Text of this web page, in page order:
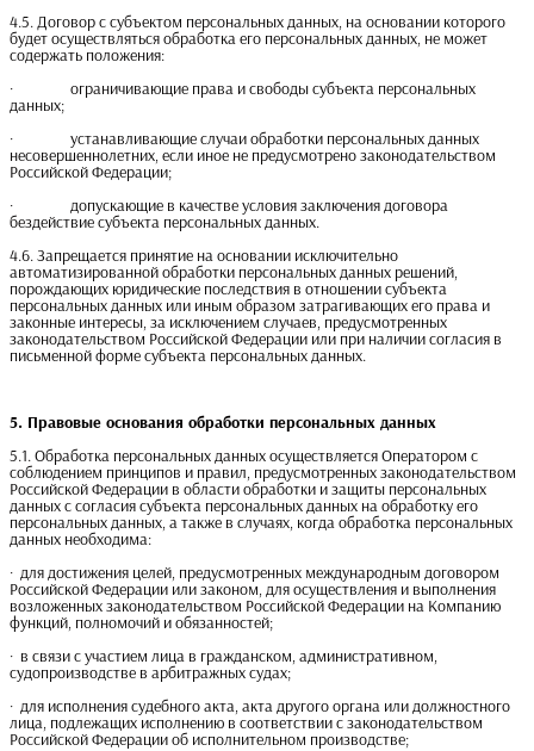
4.5. Договор с субъектом персональных данных, на основании которого
будет осуществляться обработка его персональных данных, не может
содержать положения:
· ограничивающие права и свободы субъекта персональных
данных;
· устанавливающие случаи обработки персональных данных
несовершеннолетних, если иное не предусмотрено законодательством
Российской Федерации;
· допускающие в качестве условия заключения договора
бездействие субъекта персональных данных.
4.6. Запрещается принятие на основании исключительно
автоматизированной обработки персональных данных решений,
порождающих юридические последствия в отношении субъекта
персональных данных или иным образом затрагивающих его права и
законные интересы, за исключением случаев, предусмотренных
законодательством Российской Федерации или при наличии согласия в
письменной форме субъекта персональных данных.
5. Правовые основания обработки персональных данных
5.1. Обработка персональных данных осуществляется Оператором с
соблюдением принципов и правил, предусмотренных законодательством
Российской Федерации в области обработки и защиты персональных
данных с согласия субъекта персональных данных на обработку его
персональных данных, а также в случаях, когда обработка персональных
данных необходима:
· для достижения целей, предусмотренных международным договором
Российской Федерации или законом, для осуществления и выполнения
возложенных законодательством Российской Федерации на Компанию
функций, полномочий и обязанностей;
· в связи с участием лица в гражданском, административном,
судопроизводстве в арбитражных судах;
· для исполнения судебного акта, акта другого органа или должностного
лица, подлежащих исполнению в соответствии с законодательством
Российской Федерации об исполнительном производстве;